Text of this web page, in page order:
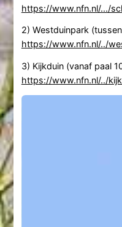
https://www.nfn.nl/.../
2) Westduinpark
https://www.nfn.nl/../
3) Kijkduin (vanaf paal
https://www.nfn.nl/../